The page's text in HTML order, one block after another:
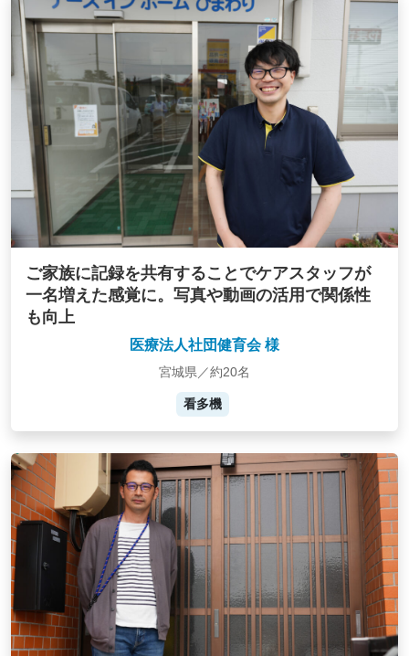
ご家族に記録を共有することでケアスタッフが
一名増えた感覚に。写真や動画の活用で関係性
も向上
医療法人社団健育会 様
宮城県／約20名
看多機